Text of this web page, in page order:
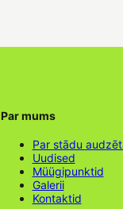
Par mums
Par stādu
Uudised
Müügipunktid
Galerii
Kontaktid